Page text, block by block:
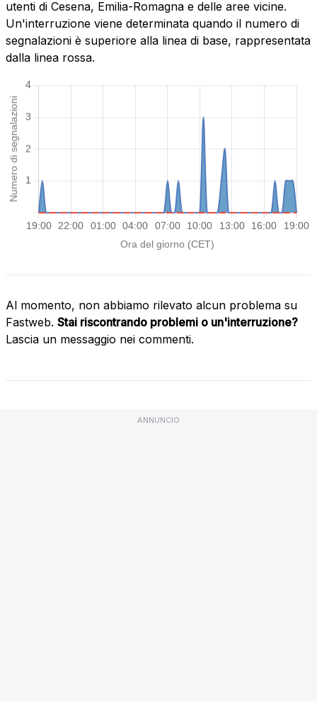
utenti di Cesena, Emilia-Romagna e delle aree vicine.
Un'interruzione viene determinata quando il numero di
segnalazioni è superiore alla linea di base, rappresentata
dalla linea rossa.
Al momento, non abbiamo rilevato alcun problema su
Fastweb. Stai riscontrando problemi o un'interruzione?
Lascia un messaggio nei commenti.
ANNUNCIO